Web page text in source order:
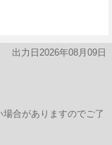
出力日2026年08月09日
合がありますのでご了